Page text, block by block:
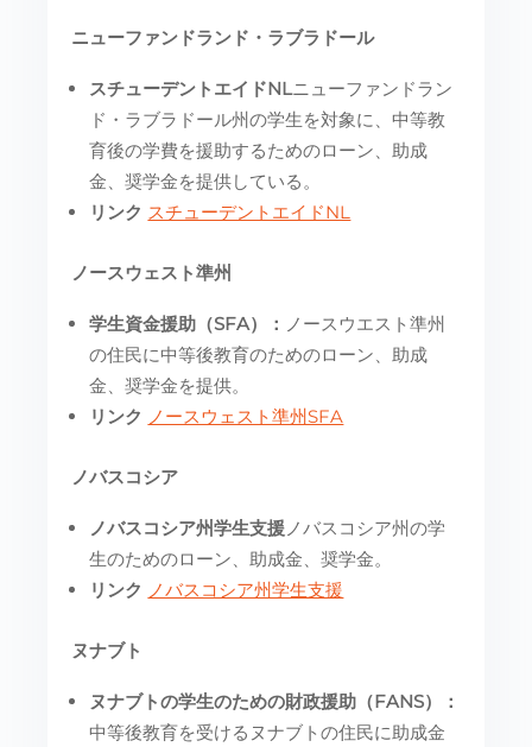
ニューファンドランド・ラブラドール
スチューデントエイドNLニューファンドラン
ド・ラブラドール州の学生を対象に、中等教
育後の学費を援助するためのローン、助成
金、奨学金を提供している。
リンク スチューデントエイドNL
ノースウェスト準州
学生資金援助（SFA）： ノースウエスト準州
の住民に中等後教育のためのローン、助成
金、奨学金を提供。
リンク ノースウェスト準州SFA
ノバスコシア
ノバスコシア州学生支援ノバスコシア州の学
生のためのローン、助成金、奨学金。
リンク ノバスコシア州学生支援
ヌナブト
ヌナブトの学生のための財政援助（FANS）：
中等後教育を受けるヌナブトの住民に助成金